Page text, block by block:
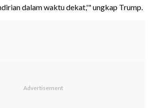
dalam waktu dekat,'" ungkap Trump.